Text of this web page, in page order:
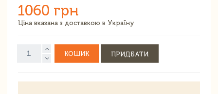
1060 грн
Ціна вказана з доставкою в Україну
КОШИК ПРИДБАТИ